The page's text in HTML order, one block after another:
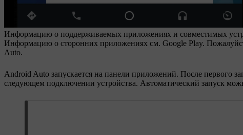
Информацию о поддерживаемых приложениях и совместимых
Информацию о сторонних приложениях см. Google Play.
Auto.
Android Auto запускается на панели приложений. После первого
следующем подключении устройства. Автоматический запуск